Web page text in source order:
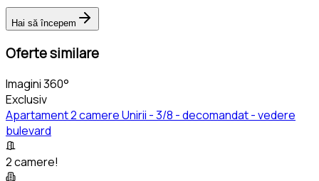
Hai să începem
Oferte similare
Imagini 360°
Exclusiv
Apartament 2 camere Unirii - 3/8 - decomandat - vedere
bulevard
2 camere!